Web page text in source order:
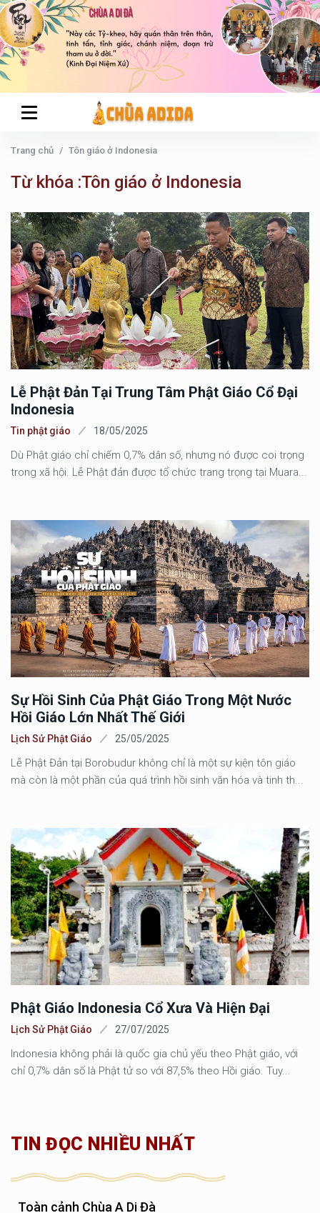
Trang chủ Tôn giáo ở Indonesia
Từ khóa :Tôn giáo ở Indonesia
Lễ Phật Đản Tại Trung Tâm Phật Giáo Cổ Đại
Indonesia
Tin phật giáo 18/05/2025
Dù Phật giáo chỉ chiếm 0,7% dân số, nhưng nó được coi trọng
trong xã hội. Lễ Phật đản được tổ chức trang trọng tại Muara...
Sự Hồi Sinh Của Phật Giáo Trong Một Nước
Hồi Giáo Lớn Nhất Thế Giới
Lịch Sử Phật Giáo 25/05/2025
Lễ Phật Đản tại Borobudur không chỉ là một sự kiện tôn giáo
mà còn là một phần của quá trình hồi sinh văn hóa và tinh th...
Phật Giáo Indonesia Cổ Xưa Và Hiện Đại
Lịch Sử Phật Giáo 27/07/2025
Indonesia không phải là quốc gia chủ yếu theo Phật giáo, với
chỉ 0,7% dân số là Phật tử so với 87,5% theo Hồi giáo. Tuy...
TIN ĐỌC NHIỀU NHẤT
Toàn cảnh Chùa A Di Đà